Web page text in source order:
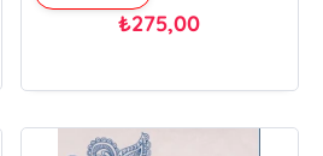
₺275,00